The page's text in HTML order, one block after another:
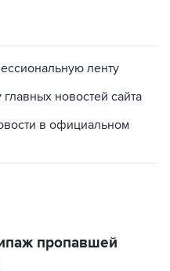
ленту
новостей сайта
в официальном
пропавшей